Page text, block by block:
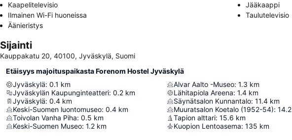
Kaapelitelevisio
Jääkaappi
Ilmainen Wi-Fi huoneissa
Taulutelevisio
Äänieristys
Sijainti
Kauppakatu 20, 40100, Jyväskylä, Suomi
Etäisyys majoituspaikasta Forenom Hostel Jyväskylä
Jyväskylä: 0.1 km
Jyväskylän Kaupunginteatteri: 0.2 km
Jyväskylä: 0.4 km
Keski-Suomen luontomuseo: 0.4 km
Toivolan Vanha Piha: 0.5 km
Keski-Suomen Museo: 1.2 km
Alvar Aalto -Museo: 1.3 km
Lähitapiola Areena: 1.4 km
Säynätsalon Kunnantalo: 11.4 km
Muuratsalon Koetalo (1952-54): 14.2
Tapion alttari: 15.6 km
Kuopion Lentoasema: 135 km